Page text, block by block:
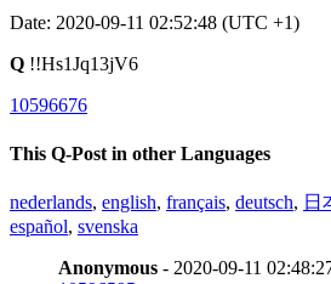
Date: 2020-09-11 02:52:48 (UTC +1)
Q !!Hs1Jq13jV6
10596676
This Q-Post in other Languages
nederlands, english, français, deutsch, 日
español, svenska
Anonymous - 2020-09-11